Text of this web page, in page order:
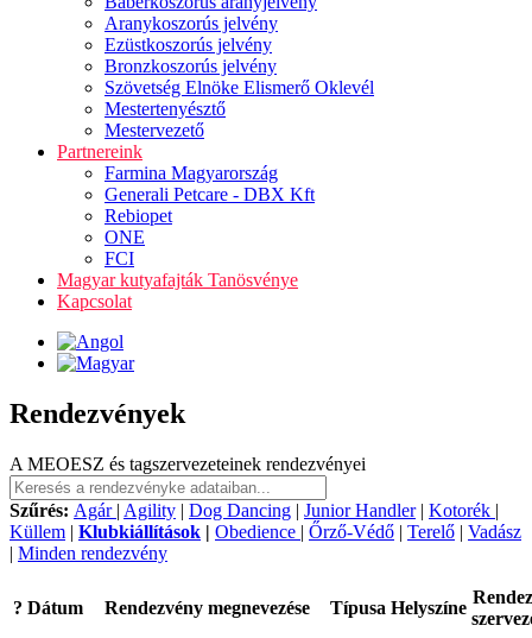
Aranykoszorús jelvény
Ezüstkoszorús jelvény
Bronzkoszorús jelvény
Szövetség Elnöke Elismerő Oklevél
Mestertenyésztő
Mestervezető
Partnereink
Farmina Magyarország
Generali Petcare - DBX Kft
Rebiopet
ONE
FCI
Magyar kutyafajták Tanösvénye
Kapcsolat
Rendezvények
A MEOESZ és tagszervezeteinek rendezvényei
Szűrés: Agár | Agility | Dog Dancing | Junior Handler| Kotorék |
Küllem | Klubkiállítások | Obedience | Őrző-Védő | Terelő | Vadász
| Minden rendezvény
? Dátum Rendezvény megnevezése Típusa Helyszíne